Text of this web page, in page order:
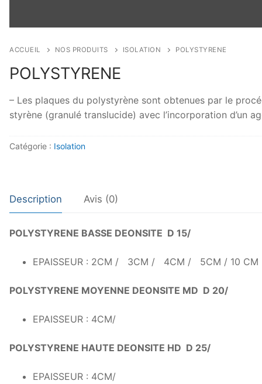
ACCUEIL NOS PRODUITS ISOLATION POLYSTYRENE
POLYSTYRENE
– Les plaques du polystyrène sont obtenues par le
styrène (granulé translucide) avec l’incorporation d’un
Catégorie : Isolation
Description Avis (0)
POLYSTYRENE BASSE DEONSITE D 15/
EPAISSEUR : 2CM / 3CM / 4CM / 5CM / 10 CM
POLYSTYRENE MOYENNE DEONSITE MD D 20/
EPAISSEUR : 4CM/
POLYSTYRENE HAUTE DEONSITE HD D 25/
EPAISSEUR : 4CM/